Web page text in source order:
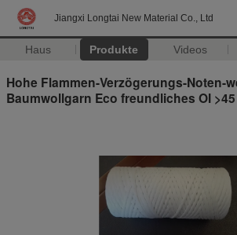
Jiangxi Longtai New Material Co., Ltd
Haus Produkte Videos
Hohe Flammen-Verzögerungs-Noten-
Baumwollgarn Eco freundliches OI >45